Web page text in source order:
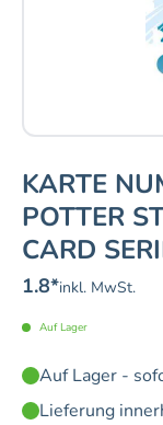
KARTE
POTTER
CARD
1.8*inkl. MwSt.
Auf Lager
Auf Lager -
Lieferung